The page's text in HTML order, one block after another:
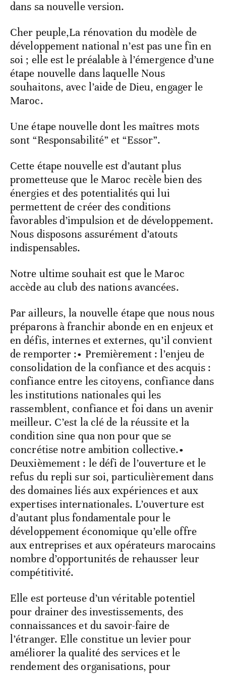
dans sa nouvelle version.
Cher peuple,La rénovation du modèle de
développement national n’est pas une fin en
soi ; elle est le préalable à l’émergence d’une
étape nouvelle dans laquelle Nous
souhaitons, avec l’aide de Dieu, engager le
Maroc.
Une étape nouvelle dont les maîtres mots
sont “Responsabilité” et “Essor”.
Cette étape nouvelle est d’autant plus
prometteuse que le Maroc recèle bien des
énergies et des potentialités qui lui
permettent de créer des conditions
favorables d’impulsion et de développement.
Nous disposons assurément d’atouts
indispensables.
Notre ultime souhait est que le Maroc
accède au club des nations avancées.
Par ailleurs, la nouvelle étape que nous nous
préparons à franchir abonde en en enjeux et
en défis, internes et externes, qu’il convient
de remporter :• Premièrement : l’enjeu de
consolidation de la confiance et des acquis :
confiance entre les citoyens, confiance dans
les institutions nationales qui les
rassemblent, confiance et foi dans un avenir
meilleur. C’est la clé de la réussite et la
condition sine qua non pour que se
concrétise notre ambition collective.•
Deuxièmement : le défi de l’ouverture et le
refus du repli sur soi, particulièrement dans
des domaines liés aux expériences et aux
expertises internationales. L’ouverture est
d’autant plus fondamentale pour le
développement économique qu’elle offre
aux entreprises et aux opérateurs marocains
nombre d’opportunités de rehausser leur
compétitivité.
Elle est porteuse d’un véritable potentiel
pour drainer des investissements, des
connaissances et du savoir-faire de
l’étranger. Elle constitue un levier pour
améliorer la qualité des services et le
rendement des organisations, pour